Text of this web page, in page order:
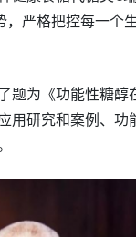
严格把控每一个
题为《功能性糖
用研究和案例、